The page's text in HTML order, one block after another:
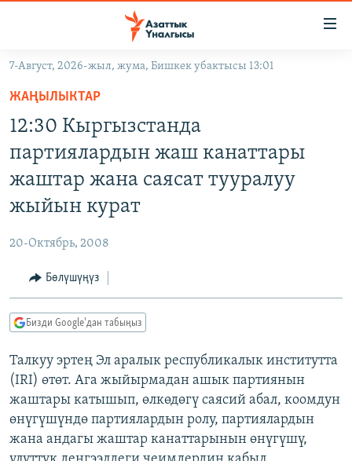
Навигацияга
өтүңүз
салыңыз
ЭКОНОМИКА
БОРБОР АЗИЯ
УКРАИНА
АТАЙЫН ИЛИКТӨӨ
БҮГҮН АЗАТТЫКТА
ЭКСПЕРТТЕР ТАЛДАЙТ
БИЗ ЖАНА ДҮЙНӨ
ЭЖЕ-СИҢДИЛЕР
АЗАТТЫК+
ЫҢГАЙСЫЗ СУРООЛОР
ПОДКАСТ
ӨЗГӨЧӨ ПИКИР
Русский
ОНЛАЙН ШЕРИНЕ
7-Август, 2026-жыл, жума, Бишкек убактысы 13:01
ЖАҢЫЛЫКТАР
12:30 Кыргызстанда
партиялардын жаш канаттары
жаштар жана саясат тууралуу
жыйын курат
20-Октябрь, 2008
Бөлүшүңүз
Бизди Google'дан табыңыз
Талкуу эртең Эл аралык республикалык институтта
(IRI) өтөт. Ага жыйырмадан ашык партиянын
жаштары катышып, өлкөдөгү саясий абал, коомдун
өнүгүшүндө партиялардын ролу, партиялардын
жана андагы жаштар канаттарынын өнүгүшү,